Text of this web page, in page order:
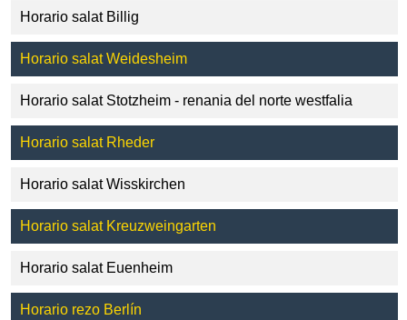
Horario salat Billig
Horario salat Weidesheim
Horario salat Stotzheim - renania del norte westfalia
Horario salat Rheder
Horario salat Wisskirchen
Horario salat Kreuzweingarten
Horario salat Euenheim
Horario rezo Berlín